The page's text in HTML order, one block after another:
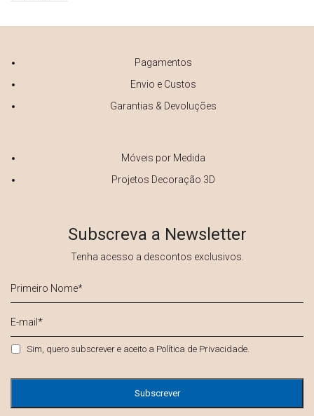
Pagamentos
Envio e Custos
Garantias & Devoluções
Móveis por Medida
Projetos Decoração 3D
Subscreva a Newsletter
Tenha acesso a descontos exclusivos.
Nome
*
mail
Privacidade *
Sim, quero subscrever e aceito a Política de Privacidade